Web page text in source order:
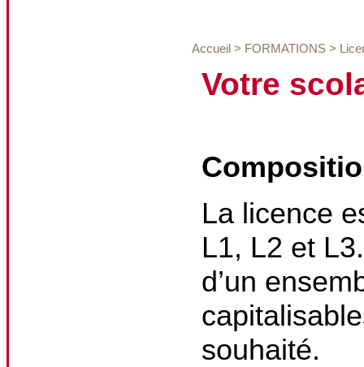
Accueil > FORMATIONS >
Votre
La licence
L1, L2 et
d’un
souhaité.